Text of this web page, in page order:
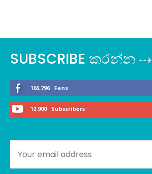
SUBSCRIBE කරන්න ⇢
165,796 Fans
12,900 Subscribers